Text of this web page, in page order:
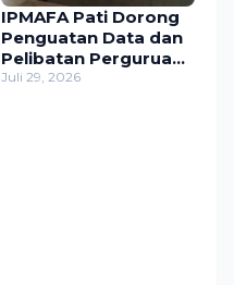
IPMAFA Pati Dorong
Penguatan Data dan
Pelibatan Perguruan
Tinggi dalam
Juli 29, 2026